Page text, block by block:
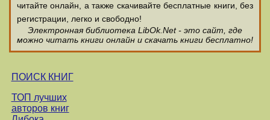
читайте онлайн, а также скачивайте бесплатные книги, без
регистрации, легко и свободно!
Электронная библиотека LibOk.Net - это сайт, где
можно читать книги онлайн и скачать книги бесплатно!
ПОИСК КНИГ
ТОП лучших
авторов книг